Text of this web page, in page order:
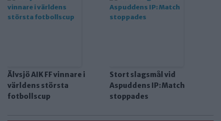
Älvsjö AIK FF vinnare i
världens största
fotbollscup
Stort slagsmål vid
Aspuddens IP: Match
stoppades